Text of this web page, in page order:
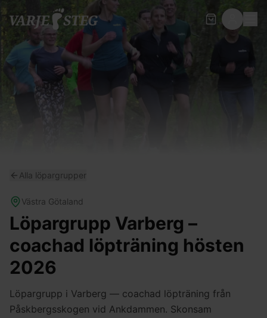
Alla löpargrupper
Västra Götaland
Löpargrupp Varberg –
coachad löpträning hösten
2026
Löpargrupp i Varberg — coachad löpträning från
Påskbergsskogen vid Ankdammen. Skonsam